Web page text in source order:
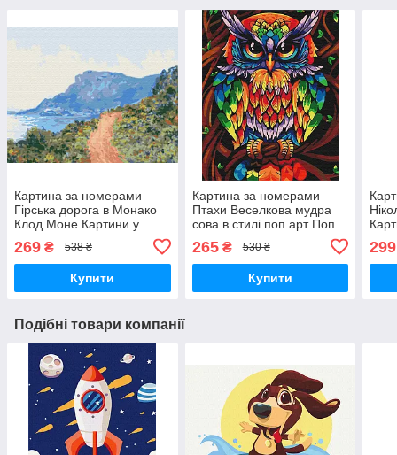
Картина за номерами
Гірська дорога в Монако
Клод Моне Картини у
цифрах 40х50 Репродукції
художників Brushme
BS51431
269 ₴ 538 ₴
Купити
Картина за номерами
Птахи Веселкова мудра
сова в стилі поп арт Поп
40х50 Brushme BS52241
265₴ 530 ₴
Купити
299
Подібні товари компанії